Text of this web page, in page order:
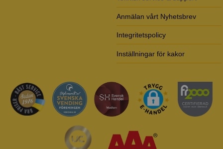
Anmälan vårt Nyhetsbrev
Integritetspolicy
Inställningar för kakor